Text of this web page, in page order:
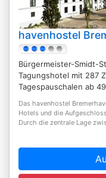
havenhostel
Bürgermeister-Smidt-
Tagungshotel mit 287
Tagespauschalen ab
Das havenhostel
Hotels und die
Durch die zentrale Lage